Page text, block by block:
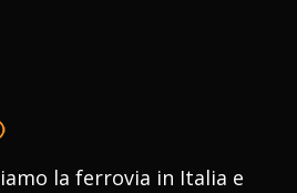
la ferrovia in Italia e